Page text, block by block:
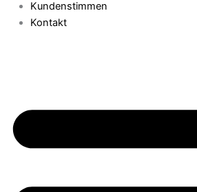
Kundenstimmen
Kontakt